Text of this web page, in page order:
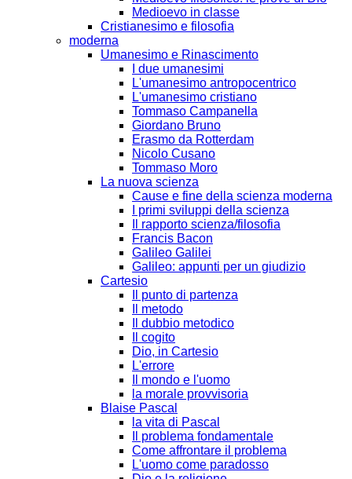
Medioevo in classe
Cristianesimo e filosofia
moderna
Umanesimo e Rinascimento
I due umanesimi
L'umanesimo antropocentrico
L'umanesimo cristiano
Tommaso Campanella
Giordano Bruno
Erasmo da Rotterdam
Nicolo Cusano
Tommaso Moro
La nuova scienza
Cause e fine della scienza moderna
I primi sviluppi della scienza
Il rapporto scienza/filosofia
Francis Bacon
Galileo Galilei
Galileo: appunti per un giudizio
Cartesio
Il punto di partenza
Il metodo
Il dubbio metodico
Il cogito
Dio, in Cartesio
L'errore
Il mondo e l'uomo
la morale provvisoria
Blaise Pascal
la vita di Pascal
Il problema fondamentale
Come affrontare il problema
L'uomo come paradosso